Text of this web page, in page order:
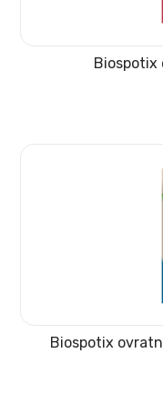
Biospotix
Biospotix